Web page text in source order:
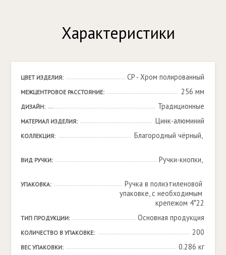
Характеристики
ЦВЕТ ИЗДЕЛИЯ: CP - Хром полированный
МЕЖЦЕНТРОВОЕ РАССТОЯНИЕ: 256 мм
ДИЗАЙН: Традиционные
МАТЕРИАЛ ИЗДЕЛИЯ: Цинк-алюминий
КОЛЛЕКЦИЯ: Благородный чёрный,
ВИД РУЧКИ: Ручки-кнопки,
УПАКОВКА:
Ручка в полиэтиленовой
упаковке, с необходимым
крепежом 4*22
ТИП ПРОДУКЦИИ: Основная продукция
КОЛИЧЕСТВО В УПАКОВКЕ: 200
ВЕС УПАКОВКИ: 0.286 кг